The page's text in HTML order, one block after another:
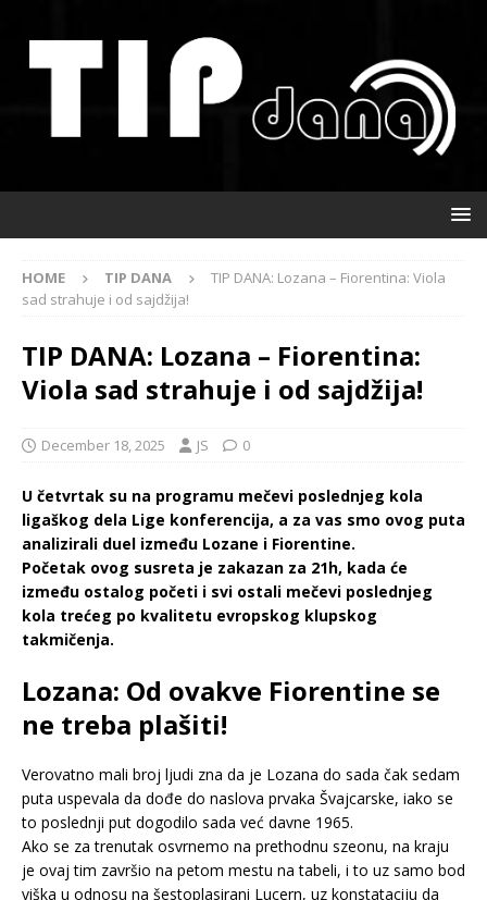
HOME TIP DANA
TIP DANA: Lozana – Fiorentina: Viola
sad strahuje i od sajdžija!
TIP DANA: Lozana – Fiorentina:
Viola sad strahuje i od sajdžija!
December 18, 2025 JS 0
U četvrtak su na programu mečevi poslednjeg kola
ligaškog dela Lige konferencija, a za vas smo ovog puta
analizirali duel između Lozane i Fiorentine.
Početak ovog susreta je zakazan za 21h, kada će
između ostalog početi i svi ostali mečevi poslednjeg
kola trećeg po kvalitetu evropskog klupskog
takmičenja.
Lozana: Od ovakve Fiorentine se
ne treba plašiti!
Verovatno mali broj ljudi zna da je Lozana do sada čak sedam
puta uspevala da dođe do naslova prvaka Švajcarske, iako se
to poslednji put dogodilo sada već davne 1965.
Ako se za trenutak osvrnemo na prethodnu szeonu, na kraju
je ovaj tim završio na petom mestu na tabeli, i to uz samo bod
viška u odnosu na šestoplasirani Lucern, uz konstataciju da